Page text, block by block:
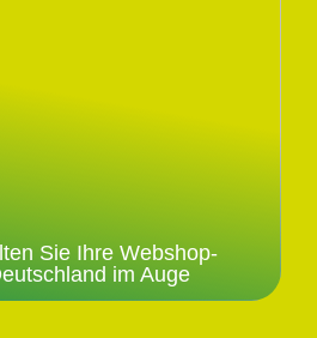
Sie Ihre Webshop-
im Auge